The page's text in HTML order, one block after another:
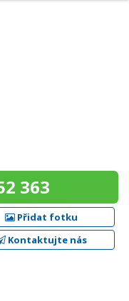
363
Přidat fotku
Kontaktujte nás